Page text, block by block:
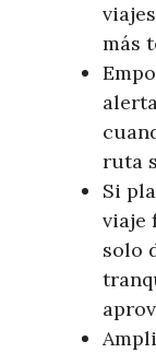
más
ruta
Si
viaje
solo